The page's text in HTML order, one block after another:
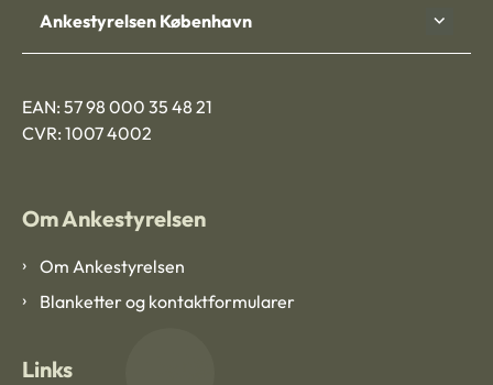
Ankestyrelsen København
EAN: 57 98 000 35 48 21
CVR: 1007 4002
Om Ankestyrelsen
Om Ankestyrelsen
Blanketter og kontaktformularer
Links